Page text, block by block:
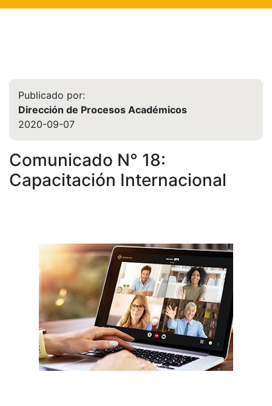
Publicado por:
Dirección de Procesos Académicos
2020-09-07
Comunicado N° 18:
Capacitación Internacional